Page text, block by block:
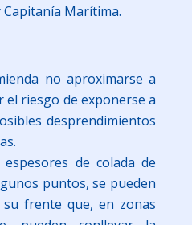
Capitanía Marítima.
no aproximarse a
el riesgo de exponerse a
desprendimientos
de colada de
puntos, se pueden
frente que, en zonas